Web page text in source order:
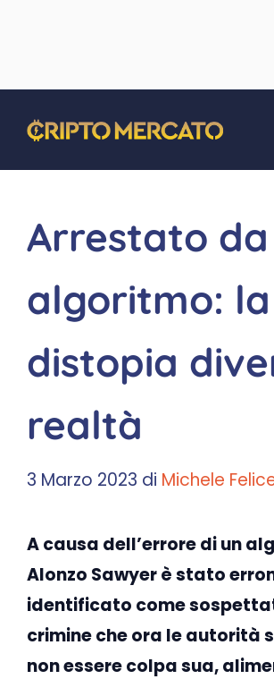
contenuto
Arrestato da
algoritmo: la
distopia
realtà
3 Marzo 2023 di Michele
A causa dell’errore di un
Alonzo Sawyer è stato
identificato come
crimine che ora le autorità
non essere colpa sua,